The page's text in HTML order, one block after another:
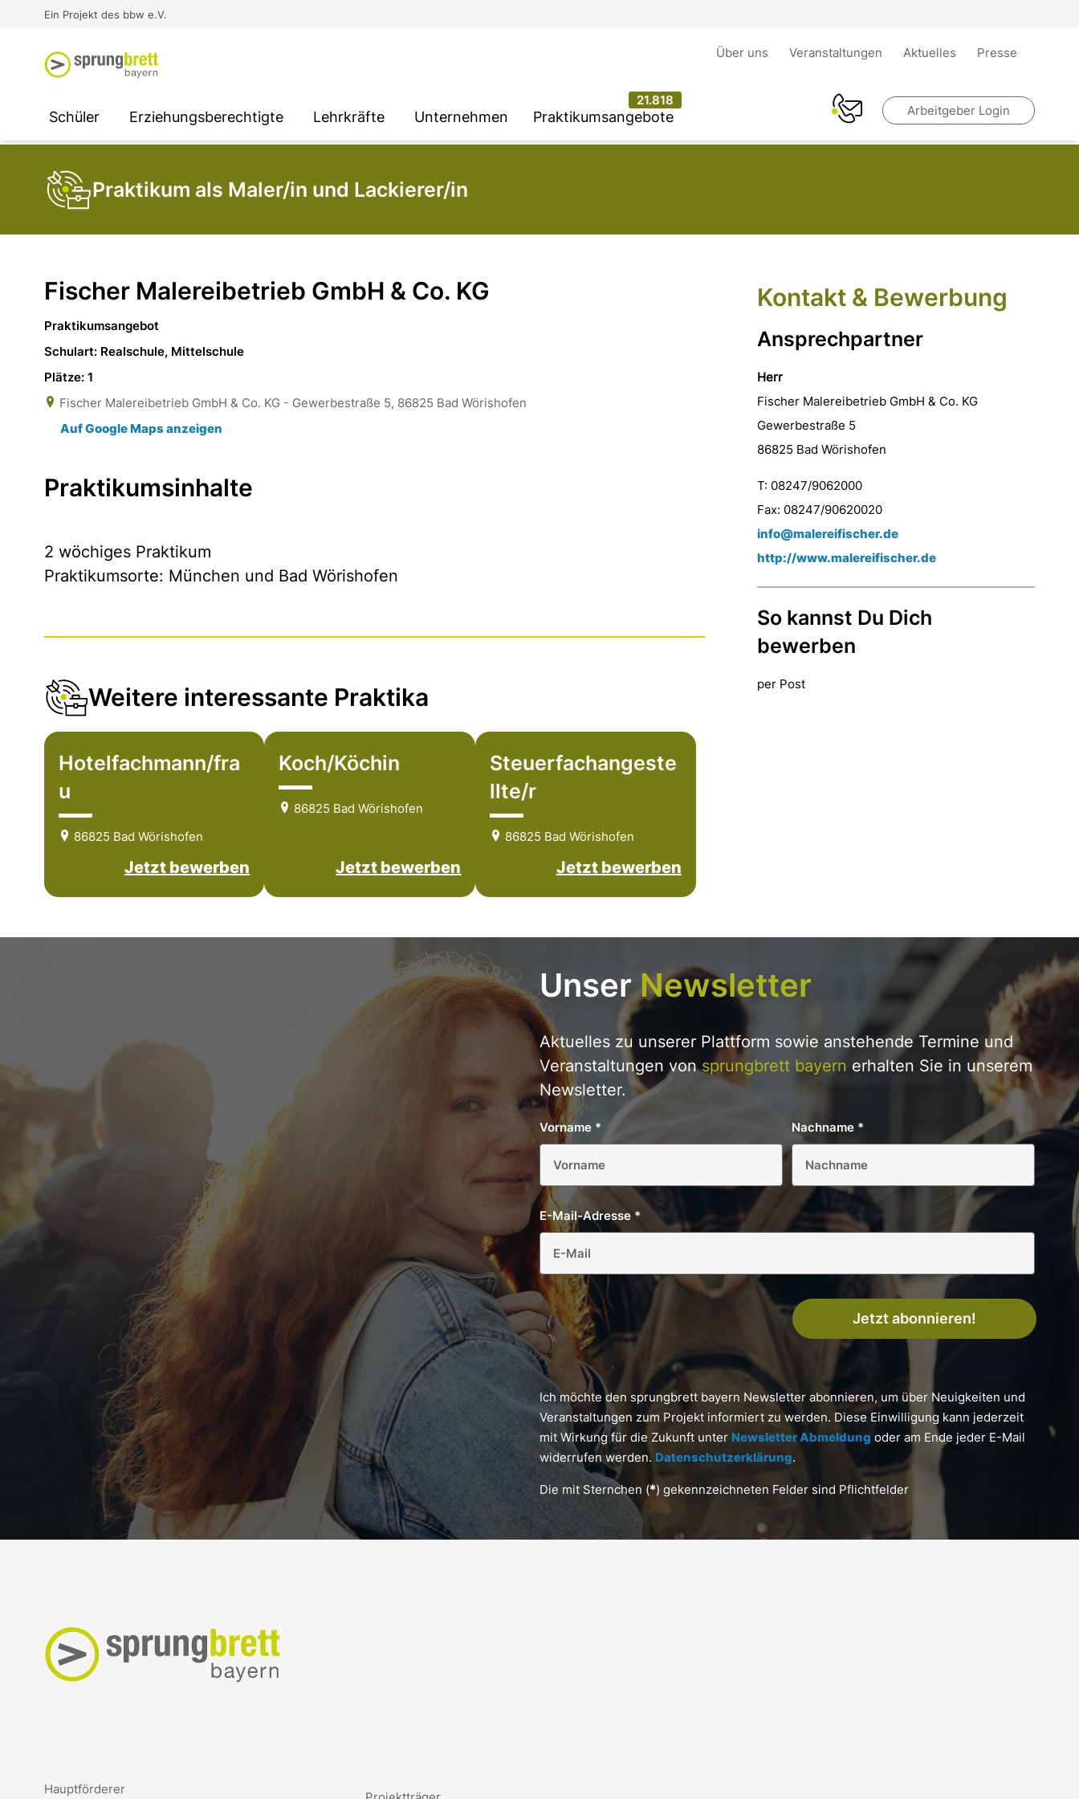
Ein Projekt des bbw e.V.
Über uns Veranstaltungen Aktuelles Presse
Schüler
SOCIAL MEDIA
Erziehungsberechtigte
SOCIAL MEDIA
Lehrkräfte
SOCIAL MEDIA
Unternehmen
Unternehmen
Praktikumsangebote
21.818
Arbeitgeber Login
Praktikum als Maler/in und Lackierer/in
Fischer Malereibetrieb GmbH & Co. KG
Praktikumsangebot
Schulart: Realschule, Mittelschule
Plätze: 1
Fischer Malereibetrieb GmbH & Co. KG - Gewerbestraße 5, 86825 Bad Wörishofen
Auf Google Maps anzeigen
Praktikumsinhalte
2 wöchiges Praktikum
Praktikumsorte: München und Bad Wörishofen
Weitere interessante Praktika
Hotelfachmann/fra
u
86825 Bad Wörishofen
Jetzt bewerben
Koch/Köchin
86825 Bad Wörishofen
Jetzt bewerben
Steuerfachangeste
llte/r
86825 Bad Wörishofen
Jetzt bewerben
Kontakt & Bewerbung
Ansprechpartner
Herr
Fischer Malereibetrieb GmbH & Co. KG
Gewerbestraße 5
86825 Bad Wörishofen
T: 08247/9062000
Fax: 08247/90620020
info@malereifischer.de
http://www.malereifischer.de
So kannst Du Dich
bewerben
per Post
UnserNewsletter
Aktuelles zu unserer Plattform sowie anstehende Termine und
Veranstaltungen vonsprungbrett bayern erhalten Sie in unserem
Newsletter.
Vorname * Nachname *
E-Mail-Adresse *
Jetzt abonnieren!
Ich möchte den sprungbrett bayern Newsletter abonnieren, um über Neuigkeiten und
Veranstaltungen zum Projekt informiert zu werden. Diese Einwilligung kann jederzeit
mit Wirkung für die Zukunft unter Newsletter Abmeldung oder am Ende jeder E-Mail
widerrufen werden. Datenschutzerklärung.
Die mit Sternchen (*) gekennzeichneten Felder sind Pflichtfelder
Hauptförderer